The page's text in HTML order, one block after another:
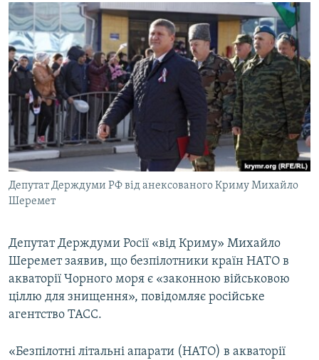
ВСЕ ЗА ДЕНЬ
СПЕЦПРОЕКТИ
ДЕПОРТАЦІЯ
ВІДЕОУРОКИ «ELIFBE»
СВІДЧЕННЯ ОКУПАЦІЇ
УКРАЇНСЬКА ПРОБЛЕМА КРИМУ
ЯК ОБІЙТИ БЛОКУВАННЯ
Русский
Qırımtatar
ДОЛУЧАЙСЯ!
Депутат Держдуми РФ від анексованого Криму Михайло
Шеремет
Депутат Держдуми Росії «від Криму» Михайло
Шеремет заявив, що безпілотники країн НАТО в
акваторії Чорного моря є «законною військовою
ціллю для знищення», повідомляє російське
агентство ТАСС.
«Безпілотні літальні апарати (НАТО) в акваторії